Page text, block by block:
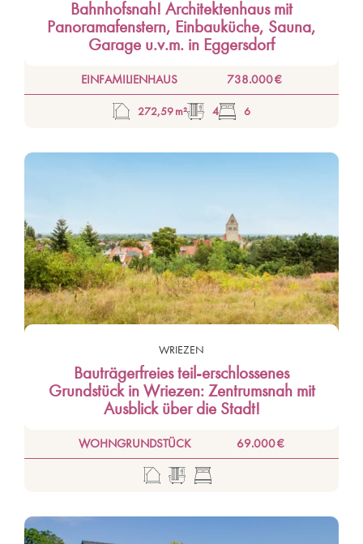
Bahnhofsnah! Architektenhaus mit
Panoramafenstern, Einbauküche, Sauna,
Garage u.v.m. in Eggersdorf
EINFAMILIENHAUS 738.000 €
272,59 m² 4 6
WRIEZEN
Bauträgerfreies teil-erschlossenes
Grundstück in Wriezen: Zentrumsnah mit
Ausblick über die Stadt!
WOHNGRUNDSTÜCK 69.000 €